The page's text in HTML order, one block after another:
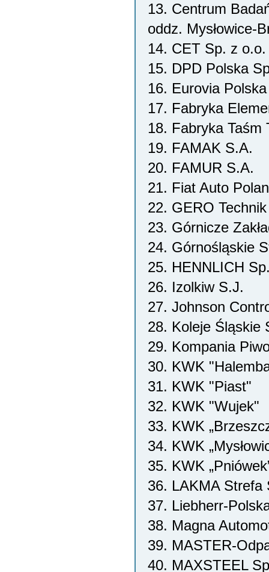
13. Centrum
oddz. Mysłowice-
14. CET Sp. z o.o.
15. DPD Polska
16. Eurovia
17. Fabryka
18. Fabryka Taśm
19. FAMAK S.A.
20. FAMUR S.A.
21. Fiat Auto
22. GERO
23. Górnicze
24. Górnośląskie
25. HENNLICH
26. Izolkiw S.J.
27. Johnson
28. Koleje Śląskie
29. Kompania
30. KWK
31. KWK "Piast"
32. KWK "Wujek"
33. KWK
34. KWK
35. KWK
36. LAKMA Strefa
37. Liebherr-
38. Magna
39. MASTER-
40. MAXSTEEL